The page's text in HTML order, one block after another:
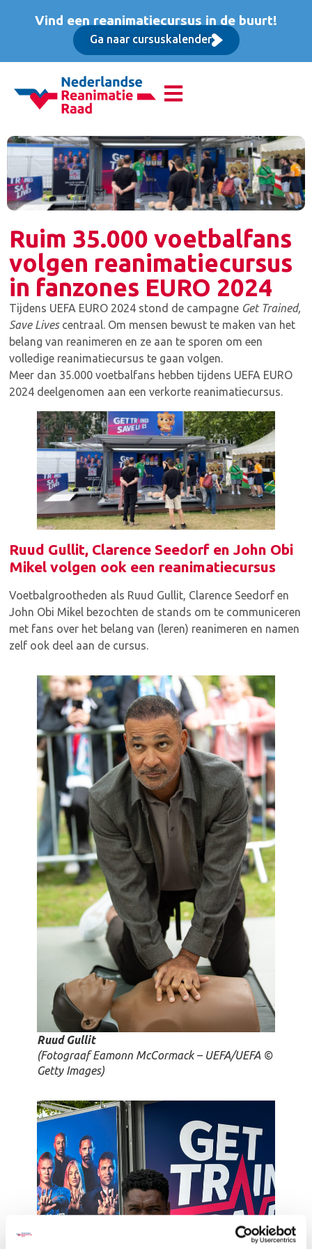
Vind een reanimatiecursus in de buurt!
Ga naar cursuskalender
Ruim 35.000 voetbalfans
volgen reanimatiecursus
in fanzones EURO 2024
Tijdens UEFA EURO 2024 stond de campagne Get Trained,
Save Livescentraal. Om mensen bewust te maken van het
belang van reanimeren en ze aan te sporen om een
volledige reanimatiecursus te gaan volgen.
Meer dan 35.000 voetbalfans hebben tijdens UEFA EURO
2024 deelgenomen aan een verkorte reanimatiecursus.
Ruud Gullit, Clarence Seedorf en John Obi
Mikel volgen ook een reanimatiecursus
Voetbalgrootheden als Ruud Gullit, Clarence Seedorf en
John Obi Mikel bezochten de stands om te communiceren
met fans over het belang van (leren) reanimeren en namen
zelf ook deel aan de cursus.
Ruud Gullit
(Fotograaf Eamonn McCormack – UEFA/UEFA ©
Getty Images)